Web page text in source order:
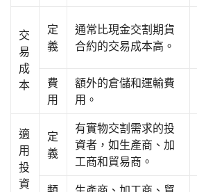
交
易
成
本
定
義
通常比現金交割期貨
合約的交易成本高。
費
用
額外的倉儲和運輸費
用。
適
用
投
資
定
義
有實物交割需求的投
資者，如生產商、加
工商和貿易商。